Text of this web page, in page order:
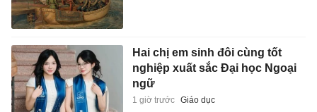
Hai chị em sinh đôi cùng tốt
nghiệp xuất sắc Đại học Ngoại
ngữ
1 giờ trước Giáo dục